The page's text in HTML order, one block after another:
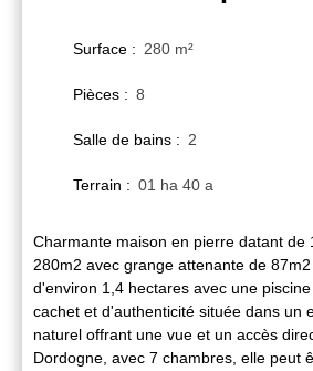
Surface : 280 m²
Pièces : 8
Salle de bains : 2
Terrain : 01 ha 40 a
Charmante maison en pierre datant de
280m2 avec grange attenante de
d'environ 1,4 hectares avec une
cachet et d'authenticité située dans un
naturel offrant une vue et un accès
Dordogne, avec 7 chambres, elle peut